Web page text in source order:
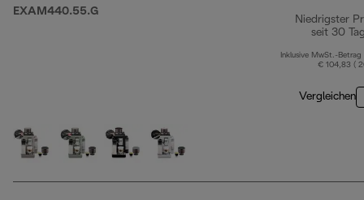
EXAM440.55.G
Niedrigster
seit 30
Inklusive MwSt.-Betrag
€ 104,83 (
Vergleichen